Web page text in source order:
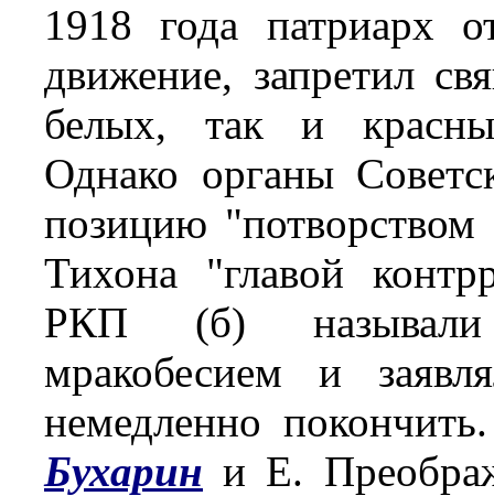
1918 года патриарх
движение, запретил
белых, так и
Однако органы
позицию
Тихона "главой
РКП (б) называли
мракобесием и
немедленно
Бухарин и Е.